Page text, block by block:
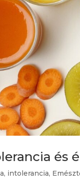
és
intolerancia,